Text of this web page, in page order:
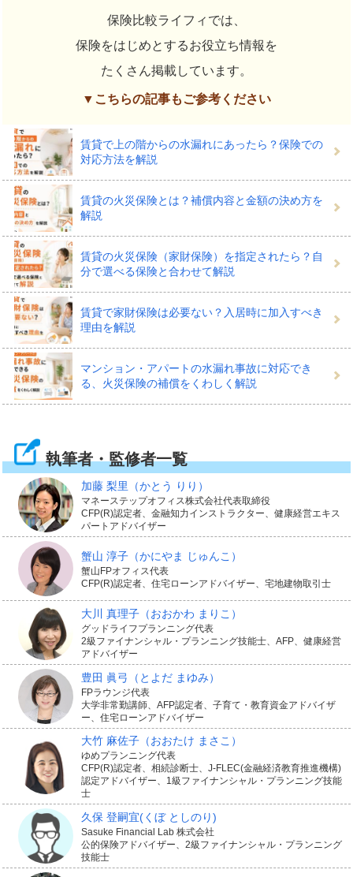
保険比較ライフィでは、
保険をはじめとするお役立ち情報を
たくさん掲載しています。
▼こちらの記事もご参考ください
賃貸で上の階からの水漏れにあったら？保険での
対応方法を解説
賃貸の火災保険とは？補償内容と金額の決め方を
解説
賃貸の火災保険（家財保険）を指定されたら？自
分で選べる保険と合わせて解説
賃貸で家財保険は必要ない？入居時に加入すべき
理由を解説
マンション・アパートの水漏れ事故に対応でき
る、火災保険の補償をくわしく解説
執筆者・監修者一覧
加藤 梨里 （かとう りり）
マネーステップオフィス株式会社代表取締役
CFP(R)認定者、金融知力インストラクター、健康経営エキス
パートアドバイザー
蟹山 淳子 （かにやま じゅんこ）
蟹山FPオフィス代表
CFP(R)認定者、住宅ローンアドバイザー、宅地建物取引士
大川 真理子 （おおかわ まりこ）
グッドライフプランニング代表
2級ファイナンシャル・プランニング技能士、AFP、健康経営
アドバイザー
豊田 眞弓 （とよだ まゆみ）
FPラウンジ代表
大学非常勤講師、AFP認定者、子育て・教育資金アドバイザ
ー、住宅ローンアドバイザー
大竹 麻佐子 （おおたけ まさこ）
ゆめプランニング代表
CFP(R)認定者、相続診断士、J-FLEC(金融経済教育推進機構)
認定アドバイザー、1級ファイナンシャル・プランニング技能
士
久保 登嗣宜(くぼ としのり)
Sasuke Financial Lab 株式会社
公的保険アドバイザー、2級ファイナンシャル・プランニング
技能士